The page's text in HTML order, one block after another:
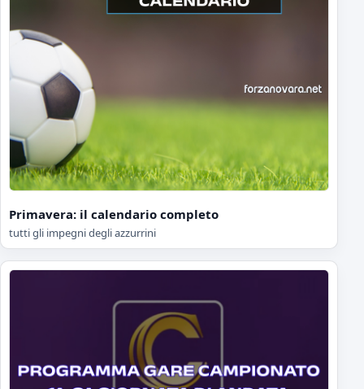
Primavera: il calendario completo
tutti gli impegni degli azzurrini